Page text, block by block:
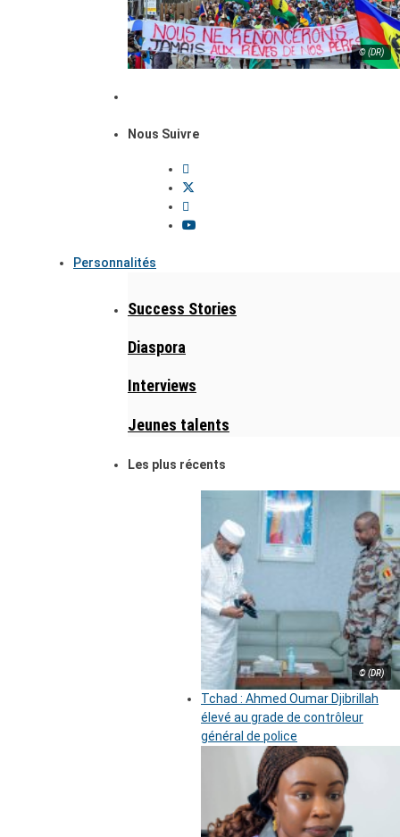
© (DR)
Nous Suivre
Personnalités
Success Stories
Diaspora
Interviews
Jeunes talents
Les plus récents
© (DR)
Tchad : Ahmed Oumar Djibrillah
élevé au grade de contrôleur
général de police